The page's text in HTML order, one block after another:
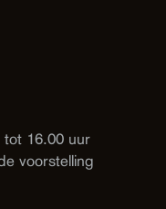
16.00 uur
voorstelling